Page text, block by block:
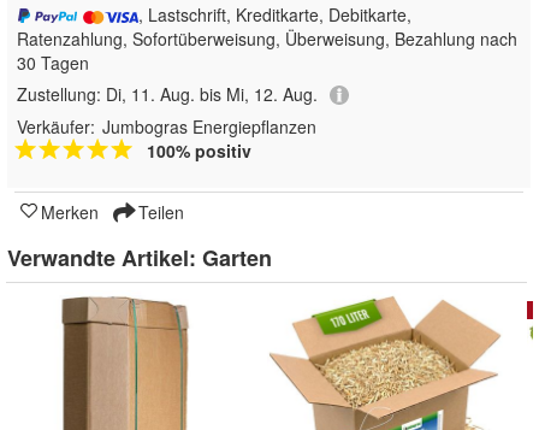
, Lastschrift, Kreditkarte, Debitkarte,
Ratenzahlung, Sofortüberweisung, Überweisung, Bezahlung nach
30 Tagen
Zustellung: Di, 11. Aug. bis Mi, 12. Aug.
Verkäufer: Jumbogras Energiepflanzen
100% positiv
Merken Teilen
Verwandte Artikel: Garten